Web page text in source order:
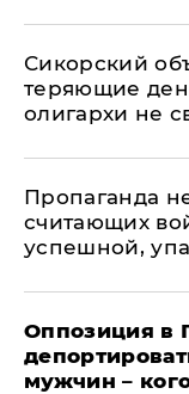
Сикорский
теряющие
олигархи не
​Пропаганда
считающих
успешной,
Оппозиция в
мужчин –